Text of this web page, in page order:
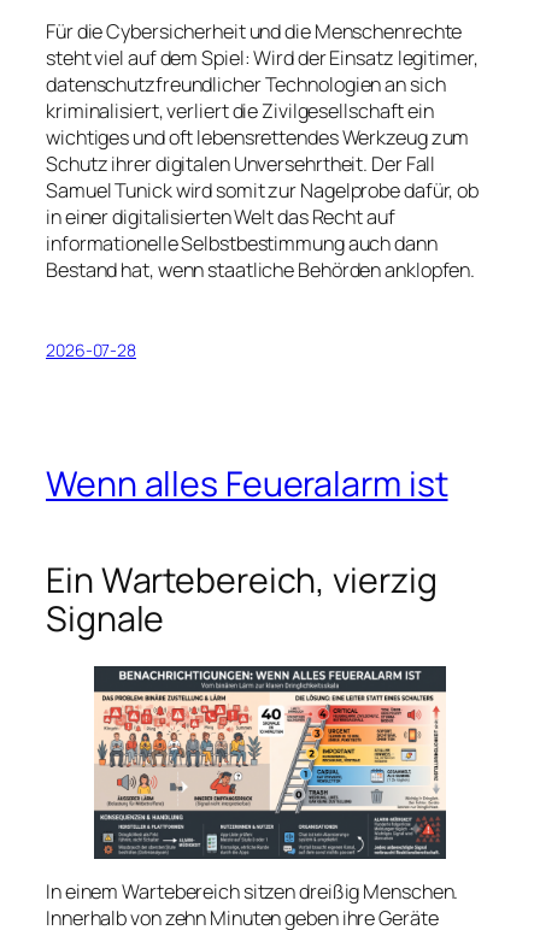
Für die Cybersicherheit und die Menschenrechte
steht viel auf dem Spiel: Wird der Einsatz legitimer,
datenschutzfreundlicher Technologien an sich
kriminalisiert, verliert die Zivilgesellschaft ein
wichtiges und oft lebensrettendes Werkzeug zum
Schutz ihrer digitalen Unversehrtheit. Der Fall
Samuel Tunick wird somit zur Nagelprobe dafür, ob
in einer digitalisierten Welt das Recht auf
informationelle Selbstbestimmung auch dann
Bestand hat, wenn staatliche Behörden anklopfen.
2026-07-28
Wenn alles Feueralarm ist
Ein Wartebereich, vierzig
Signale
In einem Wartebereich sitzen dreißig Menschen.
Innerhalb von zehn Minuten geben ihre Geräte